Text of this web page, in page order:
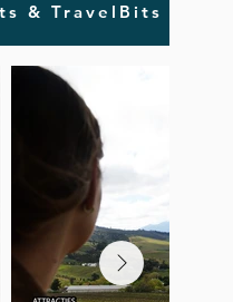
& TravelBits